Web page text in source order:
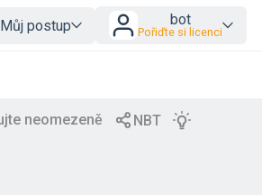
Můj postup bot
Pořiďte si licenci